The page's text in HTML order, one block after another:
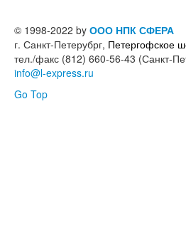
© 1998-2022 by ООО НПК СФЕРА
г. Санкт-Петерубрг, Петергофское
тел./факс (812) 660-56-43 (Санкт-
info@l-express.ru
Go Top